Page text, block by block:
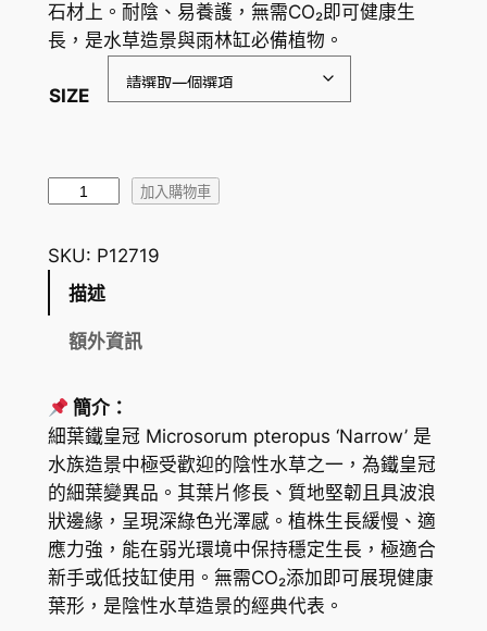
石材上。耐陰、易養護，無需CO₂即可健康生
長，是水草造景與雨林缸必備植物。
SIZE
鐵
皇
r
o
s
o
r
u
m
p
加入購物車
SKU: P12719
描述
額外資訊
簡介：
細葉鐵皇冠 Microsorum pteropus ‘Narrow’ 是
水族造景中極受歡迎的陰性水草之一，為鐵皇冠
的細葉變異品。其葉片修長、質地堅韌且具波浪
狀邊緣，呈現深綠色光澤感。植株生長緩慢、適
應力強，能在弱光環境中保持穩定生長，極適合
新手或低技缸使用。無需CO₂添加即可展現健康
葉形，是陰性水草造景的經典代表。